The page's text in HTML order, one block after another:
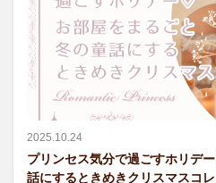
2025.10.24
プリンセス気分で過ごすホリデ
話にするときめきクリスマスコ